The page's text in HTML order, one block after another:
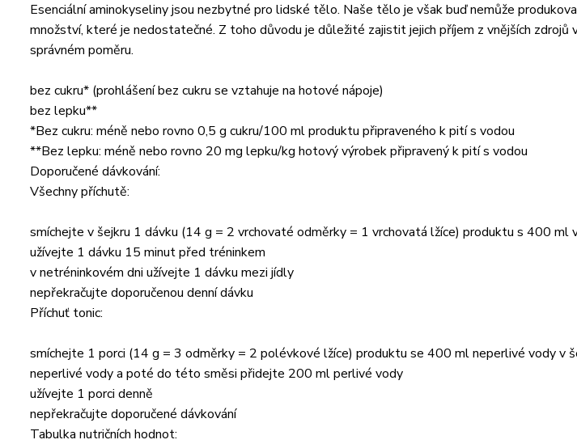
Esenciální aminokyseliny jsou nezbytné pro lidské tělo. Naše tělo je však buď nemůže
množství, které je nedostatečné. Z toho důvodu je důležité zajistit jejich příjem z vnějších zdrojů
správném poměru.
bez cukru* (prohlášení bez cukru se vztahuje na hotové nápoje)
bez lepku**
*Bez cukru: méně nebo rovno 0,5 g cukru/100 ml produktu připraveného k pití s vodou
**Bez lepku: méně nebo rovno 20 mg lepku/kg hotový výrobek připravený k pití s vodou
Doporučené dávkování:
Všechny příchutě:
smíchejte v šejkru 1 dávku (14 g = 2 vrchovaté odměrky = 1 vrchovatá lžíce) produktu s 400 ml
užívejte 1 dávku 15 minut před tréninkem
v netréninkovém dni užívejte 1 dávku mezi jídly
nepřekračujte doporučenou denní dávku
Příchuť tonic:
smíchejte 1 porci (14 g = 3 odměrky = 2 polévkové lžíce) produktu se 400 ml neperlivé vody v
neperlivé vody a poté do této směsi přidejte 200 ml perlivé vody
užívejte 1 porci denně
nepřekračujte doporučené dávkování
Tabulka nutričních hodnot: